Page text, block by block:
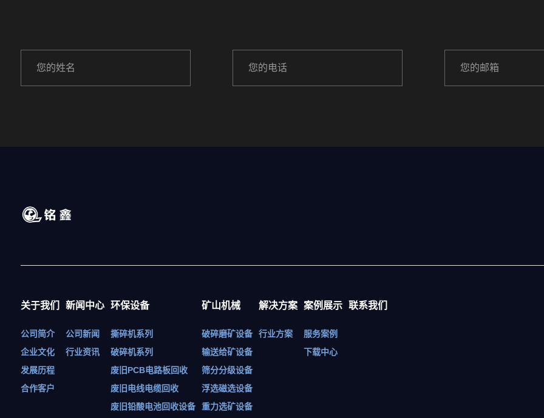
关于我们
公司简介
企业文化
发展历程
合作客户
新闻中心
公司新闻
行业资讯
环保设备
撕碎机系列
破碎机系列
废旧PCB电路板回收
废旧电线电缆回收
废旧铅酸电池回收设备
矿山机械
破碎磨矿设备
输送给矿设备
筛分分级设备
浮选磁选设备
重力选矿设备
解决方案
行业方案
案例展示
服务案例
下载中心
联系我们